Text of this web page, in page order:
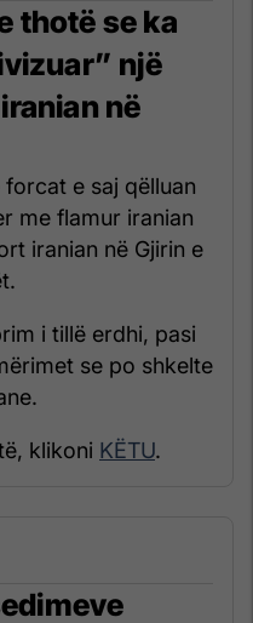
thotë se ka
një
në
e saj qëlluan
me flamur iranian
iranian në Gjirin e
i tillë erdhi, pasi
se po shkelte
klikoni KËTU.